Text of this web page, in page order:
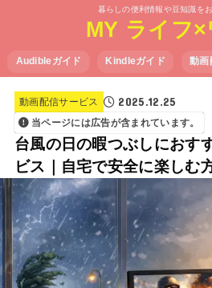
暮らしの便利情報や豆知識を
MY ライフ×
Audibleガイド Kindleガイド 動画
動画配信サービス 2025.12.25
当ページには広告が含まれています。
台風の日の暇つぶしにおす
ビス｜自宅で安全に楽しむ